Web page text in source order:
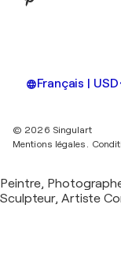
Français | USD
© 2026 Singulart
Mentions légales.
Peintre,
Sculpteur, Artiste